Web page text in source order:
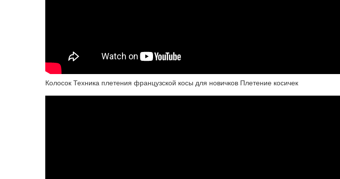
Колосок Техника плетения французской косы для новичков Плетение косичек